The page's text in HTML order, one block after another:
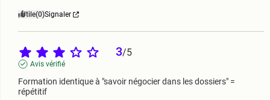
Utile(0)Signaler
3/5
Avis vérifié
Formation identique à "savoir négocier dans les dossiers" =
répétitif